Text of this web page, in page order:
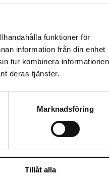
funktioner för
information från din enhet
tur kombinera informationen
deras tjänster.
Marknadsföring
Tillåt alla
meditation, massage
vilket till slut ledde
och han trivs bra i Sverige.
få munklivet i jobbet som
problem på. Det är lärdomar